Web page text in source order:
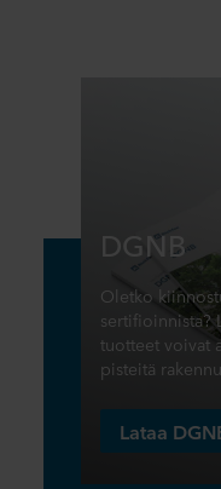
DGNB
Oletko
sertifioinnista?
tuotteet voivat
pisteitä
Lataa